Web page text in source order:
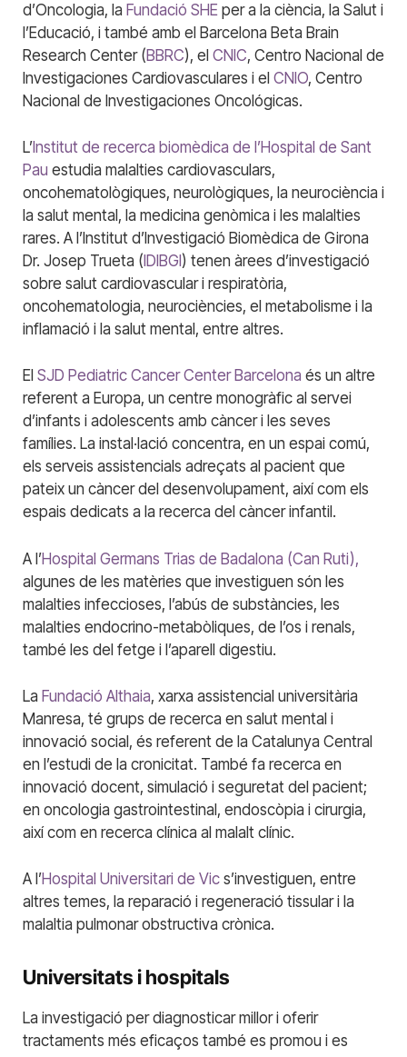
d’Oncologia, la Fundació SHE per a la ciència, la Salut i
l’Educació, i també amb el Barcelona Beta Brain
Research Center (BBRC), el CNIC, Centro Nacional de
Investigaciones Cardiovasculares i el CNIO, Centro
Nacional de Investigaciones Oncológicas.
L’Institut de recerca biomèdica de l’Hospital de Sant
Pau estudia malalties cardiovasculars,
oncohematològiques, neurològiques, la neurociència i
la salut mental, la medicina genòmica i les malalties
rares. A l’Institut d’Investigació Biomèdica de Girona
Dr. Josep Trueta ( IDIBGI ) tenen àrees d’investigació
sobre salut cardiovascular i respiratòria,
oncohematologia, neurociències, el metabolisme i la
inflamació i la salut mental, entre altres.
El SJD Pediatric Cancer Center Barcelona és un altre
referent a Europa, un centre monogràfic al servei
d’infants i adolescents amb càncer i les seves
famílies. La instal·lació concentra, en un espai comú,
els serveis assistencials adreçats al pacient que
pateix un càncer del desenvolupament, així com els
espais dedicats a la recerca del càncer infantil.
A l’Hospital Germans Trias de Badalona (Can Ruti),
algunes de les matèries que investiguen són les
malalties infeccioses, l’abús de substàncies, les
malalties endocrino-metabòliques, de l’os i renals,
també les del fetge i l’aparell digestiu.
La Fundació Althaia, xarxa assistencial universitària
Manresa, té grups de recerca en salut mental i
innovació social, és referent de la Catalunya Central
en l’estudi de la cronicitat. També fa recerca en
innovació docent, simulació i seguretat del pacient;
en oncologia gastrointestinal, endoscòpia i cirurgia,
així com en recerca clínica al malalt clínic.
A l’Hospital Universitari de Vic s’investiguen, entre
altres temes, la reparació i regeneració tissular i la
malaltia pulmonar obstructiva crònica.
Universitats i hospitals
La investigació per diagnosticar millor i oferir
tractaments més eficaços també es promou i es